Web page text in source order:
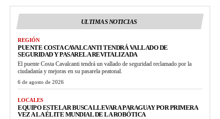
ULTIMAS NOTICIAS
REGIÓN
PUENTE COSTA CAVALCANTI TENDRÁ VALLADO DE
SEGURIDAD Y PASARELA REVITALIZADA
El puente Costa Cavalcanti tendrá un vallado de seguridad reclamado por la
ciudadanía y mejoras en su pasarela peatonal.
6 de agosto de 2026
LOCALES
EQUIPO ESTELAR BUSCA LLEVAR A PARAGUAY POR PRIMERA
VEZ A LA ÉLITE MUNDIAL DE LA ROBÓTICA